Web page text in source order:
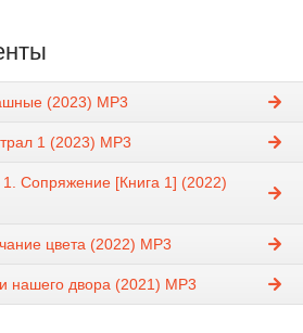
(2023) МР3
1 (2023) МР3
Сопряжение [Книга 1] (2022)
цвета (2022) MP3
нашего двора (2021) MP3